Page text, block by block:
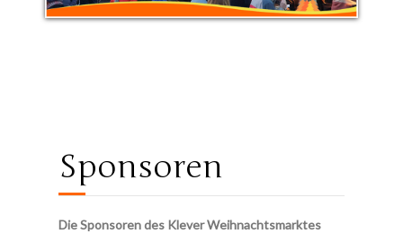
Sponsoren
Die Sponsoren des Klever Weihnachtsmarktes